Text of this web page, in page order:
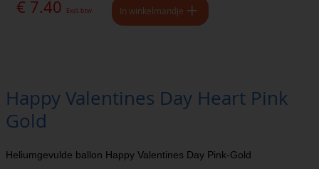
€ 7.40 Excl. btw In winkelmandje
Happy Valentines Day Heart Pink
Gold
Heliumgevulde ballon Happy Valentines Day Pink-Gold